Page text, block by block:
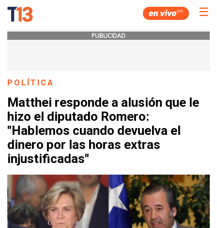
☰
PUBLICIDAD
POLÍTICA
Matthei responde a alusión que le
hizo el diputado Romero:
"Hablemos cuando devuelva el
dinero por las horas extras
injustificadas"